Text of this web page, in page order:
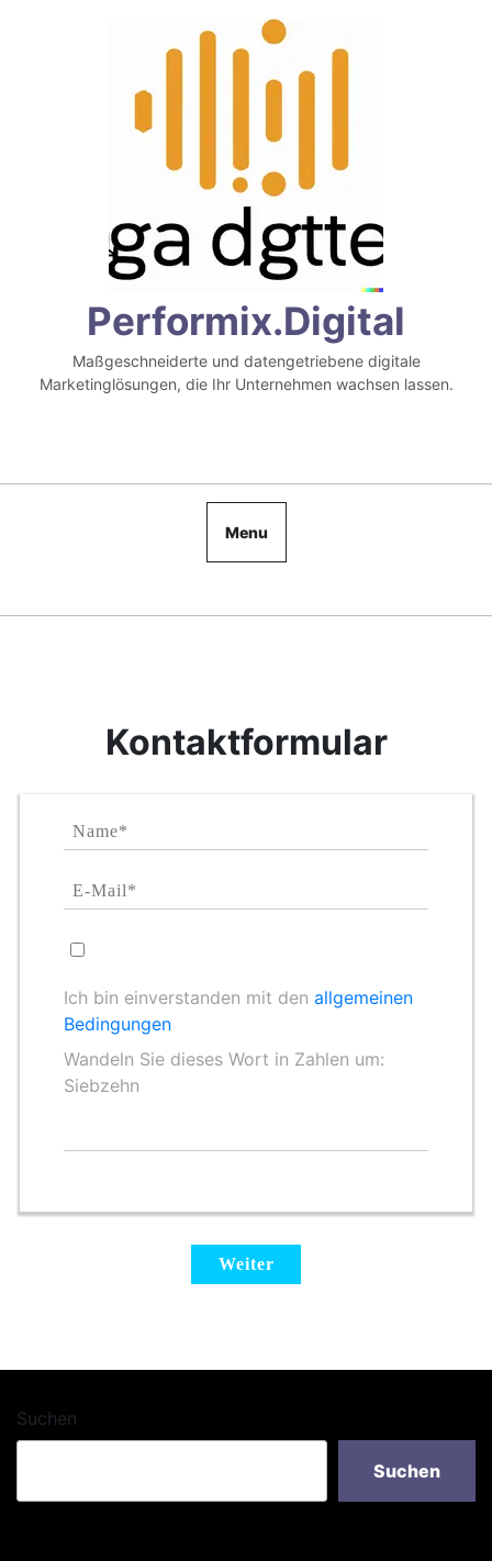
Performix.digital
Maßgeschneiderte und datengetriebene digitale
Marketinglösungen, die Ihr Unternehmen wachsen lassen.
Menu
Kontaktformular
Ich bin einverstanden mit denallgemeinen
Bedingungen
Wandeln Sie dieses Wort in Zahlen um:
Siebzehn
Suchen
Suchen